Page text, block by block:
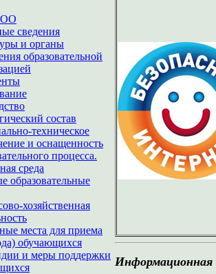
ОО
сведения
и органы
образовательной
состав
техническое
и оснащенность
процесса.
среда
образовательные
хозяйственная
места для приема
обучающихся
и меры поддержки Информационная